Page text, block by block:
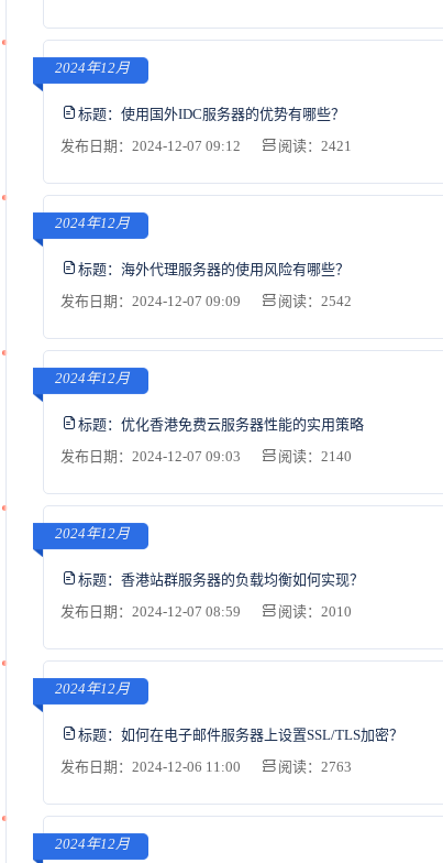
2024年12月
标题： 使用国外IDC服务器的优势有哪些？
发布日期：2024-12-07 09:12
阅读：2421
2024年12月
标题： 海外代理服务器的使用风险有哪些？
发布日期：2024-12-07 09:09
阅读：2542
2024年12月
标题： 优化香港免费云服务器性能的实用策略
发布日期：2024-12-07 09:03
阅读：2140
2024年12月
标题： 香港站群服务器的负载均衡如何实现？
发布日期：2024-12-07 08:59
阅读：2010
2024年12月
标题： 如何在电子邮件服务器上设置SSL/TLS加密？
发布日期：2024-12-06 11:00
阅读：2763
2024年12月